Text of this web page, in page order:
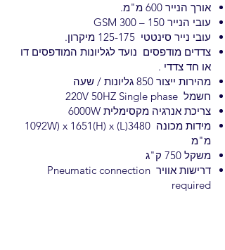
אורך הנייר 600 מ"מ.
עובי הנייר 150 – GSM 300
עובי נייר סינטטי 125-175 מיקרון.
צדדים מודפסים נועד לגליונות המודפסים דו
או חד צדדי .
מהירות ייצור 850 גליונות / שעה
חשמל 220V 50HZ Single phase
צריכת אנרגיה מקסימלית 6000W
מידות מכונה 3480(L) 1092W) x 1651(H) x
מ"מ
משקל 750 ק"ג
דרישות אוויר Pneumatic connection
required